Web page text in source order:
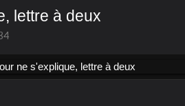
lettre à deux